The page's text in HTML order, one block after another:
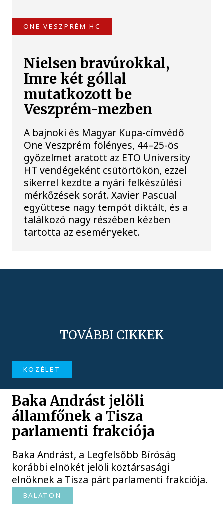
ONE VESZPRÉM HC
Nielsen bravúrokkal,
Imre két góllal
mutatkozott be
Veszprém-mezben
A bajnoki és Magyar Kupa-címvédő
One Veszprém fölényes, 44–25-ös
győzelmet aratott az ETO University
HT vendégeként csütörtökön, ezzel
sikerrel kezdte a nyári felkészülési
mérkőzések sorát. Xavier Pascual
együttese nagy tempót diktált, és a
találkozó nagy részében kézben
tartotta az eseményeket.
TOVÁBBI CIKKEK
KÖZÉLET
Baka Andrást jelöli
államfőnek a Tisza
parlamenti frakciója
Baka Andrást, a Legfelsőbb Bíróság
korábbi elnökét jelöli köztársasági
elnöknek a Tisza párt parlamenti frakciója.
BALATON